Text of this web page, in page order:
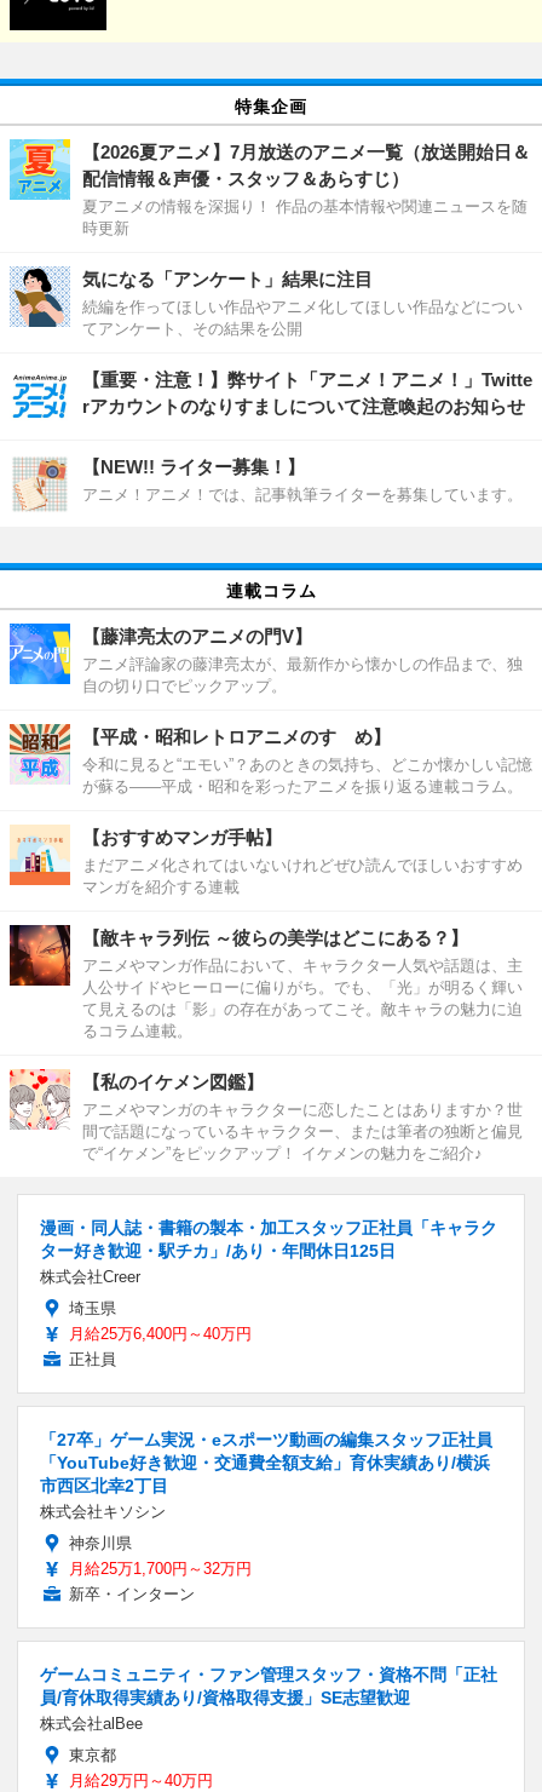
特集企画
【2026夏アニメ】7月放送のアニメ一覧（放送開始日＆
配信情報＆声優・スタッフ＆あらすじ）
夏アニメの情報を深掘り！ 作品の基本情報や関連ニュースを随
時更新
気になる「アンケート」結果に注目
続編を作ってほしい作品やアニメ化してほしい作品などについ
てアンケート、その結果を公開
【重要・注意！】弊サイト「アニメ！アニメ！」Twitte
rアカウントのなりすましについて注意喚起のお知らせ
【NEW!! ライター募集！】
アニメ！アニメ！では、記事執筆ライターを募集しています。
連載コラム
【藤津亮太のアニメの門V】
アニメ評論家の藤津亮太が、最新作から懐かしの作品まで、独
自の切り口でピックアップ。
【平成・昭和レトロアニメのすゝめ】
令和に見ると“エモい”？あのときの気持ち、どこか懐かしい記憶
が蘇る――平成・昭和を彩ったアニメを振り返る連載コラム。
【おすすめマンガ手帖】
まだアニメ化されてはいないけれどぜひ読んでほしいおすすめ
マンガを紹介する連載
【敵キャラ列伝 ～彼らの美学はどこにある？】
アニメやマンガ作品において、キャラクター人気や話題は、主
人公サイドやヒーローに偏りがち。でも、「光」が明るく輝い
て見えるのは「影」の存在があってこそ。敵キャラの魅力に迫
るコラム連載。
【私のイケメン図鑑】
アニメやマンガのキャラクターに恋したことはありますか？世
間で話題になっているキャラクター、または筆者の独断と偏見
で“イケメン”をピックアップ！ イケメンの魅力をご紹介♪
漫画・同人誌・書籍の製本・加工スタッフ正社員「キャラク
ター好き歓迎・駅チカ」/あり・年間休日125日
株式会社Creer
埼玉県
月給25万6,400円～40万円
正社員
「27卒」ゲーム実況・eスポーツ動画の編集スタッフ正社員
「YouTube好き歓迎・交通費全額支給」育休実績あり/横浜
市西区北幸2丁目
株式会社キソシン
神奈川県
月給25万1,700円～32万円
新卒・インターン
ゲームコミュニティ・ファン管理スタッフ・資格不問「正社
員/育休取得実績あり/資格取得支援」SE志望歓迎
株式会社alBee
東京都
月給29万円～40万円